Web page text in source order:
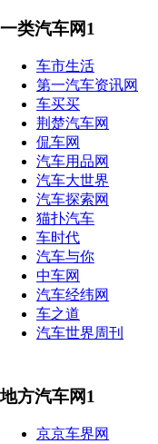
一类汽车网1
车市生活
第一汽车资讯网
车买买
荆楚汽车网
侃车网
汽车用品网
汽车大世界
汽车探索网
猫扑汽车
车时代
汽车与你
中车网
汽车经纬网
车之道
汽车世界周刊
地方汽车网1
京京车界网